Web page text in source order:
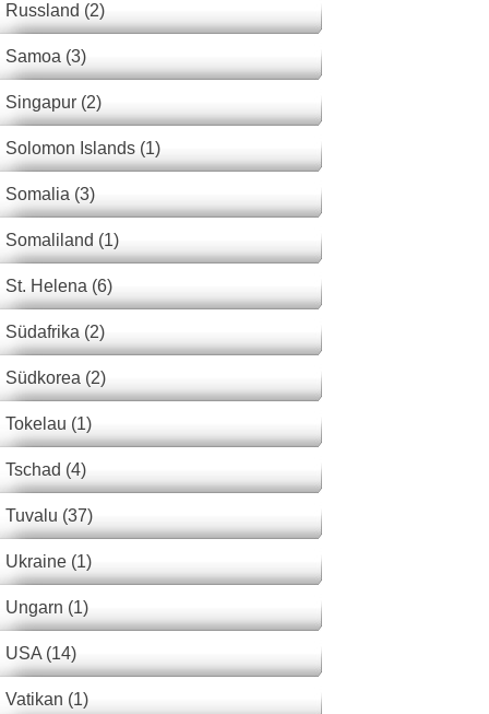
Russland (2)
Samoa (3)
Singapur (2)
Solomon Islands (1)
Somalia (3)
Somaliland (1)
St. Helena (6)
Südafrika (2)
Südkorea (2)
Tokelau (1)
Tschad (4)
Tuvalu (37)
Ukraine (1)
Ungarn (1)
USA (14)
Vatikan (1)